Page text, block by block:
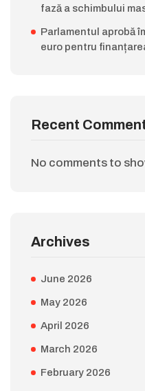
fază a schimbului
Parlamentul aprobă
euro pentru
Recent
No comments to
Archives
June 2026
May 2026
April 2026
March 2026
February 2026